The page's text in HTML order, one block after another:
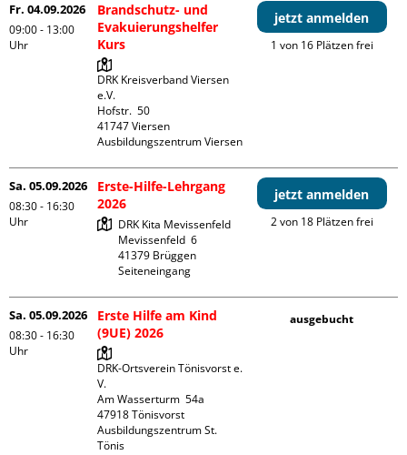
Fr. 04.09.2026
09:00 - 13:00
Uhr
Brandschutz- und
Evakuierungshelfer
Kurs
DRK Kreisverband Viersen
e.V.
Hofstr.  50
41747 Viersen
Ausbildungszentrum Viersen
jetzt anmelden
1 von 16 Plätzen frei
Sa. 05.09.2026
08:30 - 16:30
Uhr
Erste-Hilfe-Lehrgang
2026
DRK Kita Mevissenfeld
Mevissenfeld  6
41379 Brüggen
Seiteneingang
jetzt anmelden
2 von 18 Plätzen frei
Sa. 05.09.2026
08:30 - 16:30
Uhr
Erste Hilfe am Kind
(9UE) 2026
DRK-Ortsverein Tönisvorst e.
V.
Am Wasserturm  54a
47918 Tönisvorst
Ausbildungszentrum St.
Tönis
ausgebucht